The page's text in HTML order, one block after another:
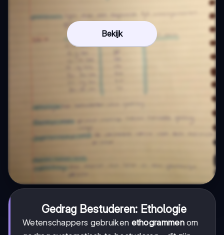
Bekijk
Gedrag Bestuderen: Ethologie
Wetenschappers gebruiken ethogrammenom